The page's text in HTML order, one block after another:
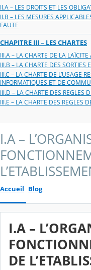
II.A – LES DROITS ET LES
II.B – LES MESURES
FAUTE
CHAPITRE III – LES CHARTES
III.A – LA CHARTE DE LA LAÏCITE
III.B – LA CHARTE DES SORTIES
III.C – LA CHARTE DE L’USAGE
INFORMATIQUES ET DE
III.D – LA CHARTE DES REGLES
III.E – LA CHARTE DES REGLES
I.A –
Accueil Blog
I.A –
DE